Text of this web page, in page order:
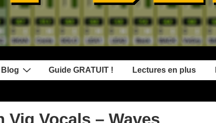
Blog Guide GRATUIT ! Lectures en plus
Vocals – Waves